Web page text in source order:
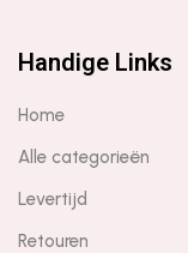
Handige Links
Home
Alle categorieën
Levertijd
Retouren